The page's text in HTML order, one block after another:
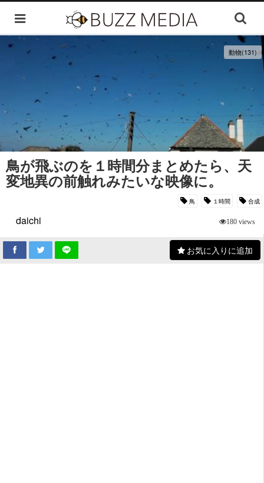
動物(131)
鳥が飛ぶのを１時間分まとめたら、天
変地異の前触れみたいな映像に。
鳥 １時間 合成
daichi 180 views
お気に入りに追加